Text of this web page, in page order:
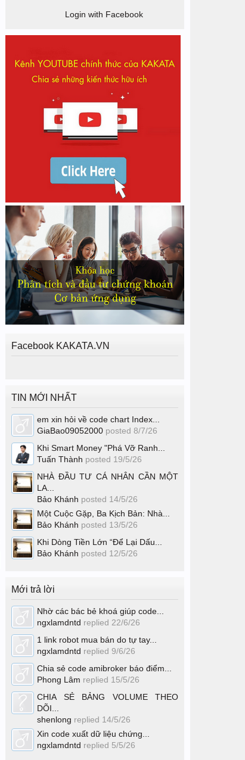
Login with Facebook
Facebook KAKATA.VN
TIN MỚI NHẤT
em xin hỏi về code chart Index...
GiaBao09052000 posted 8/7/26
Khi Smart Money "Phá Vỡ Ranh...
Tuấn Thành posted 19/5/26
NHÀ ĐẦU TƯ CÁ NHÂN CẦN MỘT
LA...
Bảo Khánh posted 14/5/26
Một Cuộc Gặp, Ba Kịch Bản: Nhà...
Bảo Khánh posted 13/5/26
Khi Dòng Tiền Lớn “Để Lại Dấu...
Bảo Khánh posted 12/5/26
Mới trả lời
Nhờ các bác bẻ khoá giúp code...
ngxlamdntd replied 22/6/26
1 link robot mua bán do tự tay...
ngxlamdntd replied 9/6/26
Chia sẻ code amibroker báo điểm...
Phong Lâm replied 15/5/26
CHIA SẺ BẢNG VOLUME THEO
DÕI...
shenlong replied 14/5/26
Xin code xuất dữ liệu chứng...
ngxlamdntd replied 5/5/26